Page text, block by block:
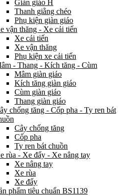
Giàn giáo H
Thanh giằng chéo
Phụ kiện giàn giáo
vận thăng - Xe cải tiến
Xe cải tiến
Xe vận thăng
Phụ kiện xe cải tiến
- Thang - Kích tăng - Cùm
Mâm giàn giáo
Kích tăng giàn giáo
Cùm giàn giáo
Thang giàn giáo
chống tăng - Cốp pha - Ty ren bát
Cây chống tăng
Cốp pha
Ty ren bát chuồn
rùa - Xe đẩy - Xe nâng tay
Xe nâng tay
Xe rùa
Xe đẩy
phẩm tiêu chuẩn BS1139